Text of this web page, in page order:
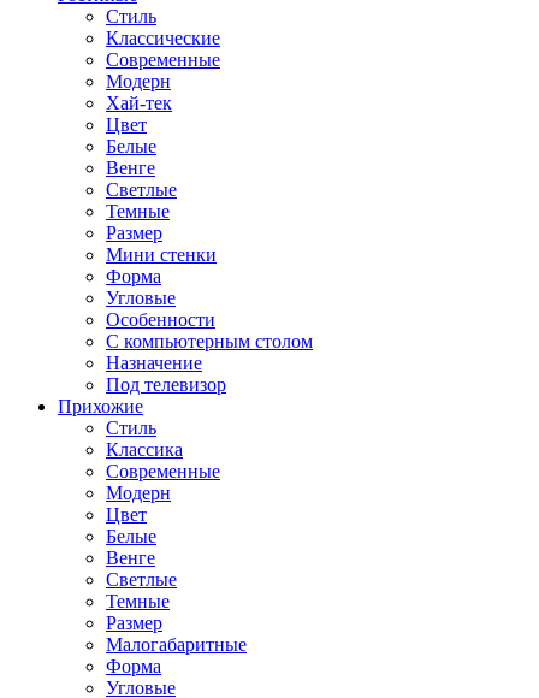
Стиль
Классические
Современные
Модерн
Хай-тек
Цвет
Белые
Венге
Светлые
Темные
Размер
Мини стенки
Форма
Угловые
Особенности
С компьютерным столом
Назначение
Под телевизор
Прихожие
Стиль
Классика
Современные
Модерн
Цвет
Белые
Венге
Светлые
Темные
Размер
Малогабаритные
Форма
Угловые